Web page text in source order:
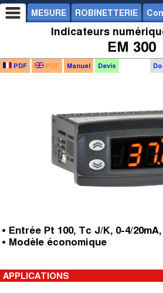
MESURE ROBINETTERIE
Indicateurs
EM 300
PDF PDF Manuel Devis
• Entrée Pt 100, Tc J/K, 0-4/20mA,
• Modèle économique
APPLICATIONS